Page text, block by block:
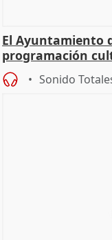
El Ayuntamiento
programación
Sonido